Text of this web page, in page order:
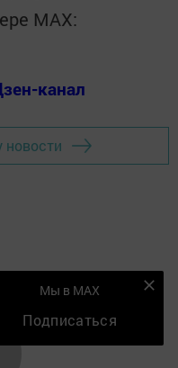
MАХ:
канал
новости
Мы в MAX
Подписаться